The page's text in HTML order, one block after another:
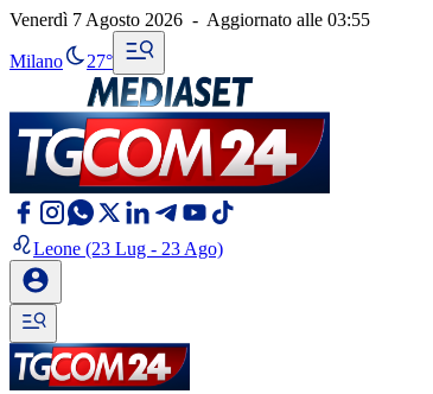
Venerdì 7 Agosto 2026 - Aggiornato alle 03:55
Milano 27°
Leone (23 Lug - 23 Ago)